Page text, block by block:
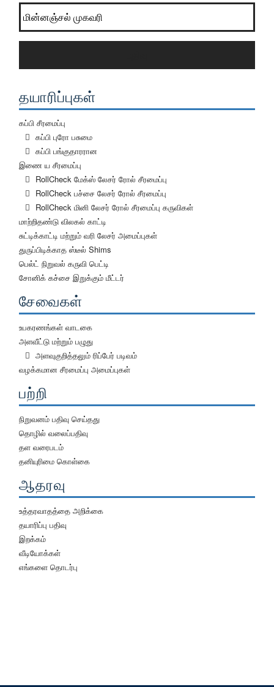
எங்கள் செய்திமடல் பட்டியலில் சேர? *
தயாரிப்புகள்
கப்பி சீரமைப்பு
கப்பி புரோ பசுமை
கப்பி பங்குதாரரான
இணை ய சீரமைப்பு
RollCheck மேக்ஸ் லேசர் ரோல் சீரமைப்பு
RollCheck பச்சை லேசர் ரோல் சீரமைப்பு
RollCheck மினி லேசர் ரோல் சீரமைப்பு கருவிகள்
மாற்றிதண்டு விலகல் காட்டி
சுட்டிக்காட்டி மற்றும் வரி லேசர் அமைப்புகள்
துருப்பிடிக்காத ஸ்டீல் Shims
பெல்ட் நிறுவல் கருவி பெட்டி
சோனிக் கச்சை இறுக்கும் மீட்டர்
சேவைகள்
உபகரணங்கள் வாடகை
அளவீட்டு மற்றும் பழுது
அளவுகுறித்தலும் ரிப்பேர் படிவம்
வழக்கமான சீரமைப்பு அமைப்புகள்
பற்றி
நிறுவனம் பதிவு செய்தது
தொழில் வலைப்பதிவு
தள வரைபடம்
தனியுரிமை கொள்கை
ஆதரவு
உத்தரவாதத்தை அறிக்கை
தயாரிப்பு பதிவு
இறக்கம்
வீடியோக்கள்
எங்களை தொடர்பு